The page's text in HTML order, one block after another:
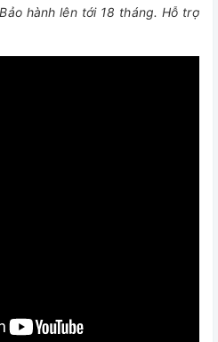
hành lên tới 18 tháng. Hỗ trợ